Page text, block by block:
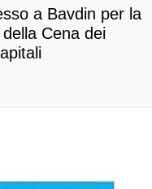
a Bavdin per la
Cena dei